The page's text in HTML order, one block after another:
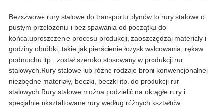
Bezszwowe rury stalowe do transportu płynów to rury stalowe o
pustym przełożeniu i bez spawania od początku do
końca.uproszczenie procesu produkcji, zaoszczędzaj materiały i
godziny obróbki, takie jak pierścienie łożysk walcowania, rękaw
podmuchu itp., został szeroko stosowany w produkcji rur
stalowych.Rury stalowe lub różne rodzaje broni konwencjonalnej
niezbędne materiały, beczki, beczki itp. do produkcji rur
stalowych.Rury stalowe można podzielić na okrągłe rury i
specjalnie ukształtowane rury według różnych kształtów